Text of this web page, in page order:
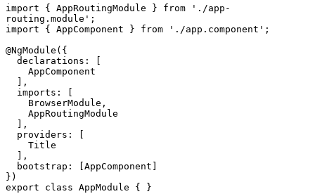
import { AppRoutingModule } from './app-
routing.module';
import { AppComponent } from './app.component';
@NgModule({
})
export class AppModule { }